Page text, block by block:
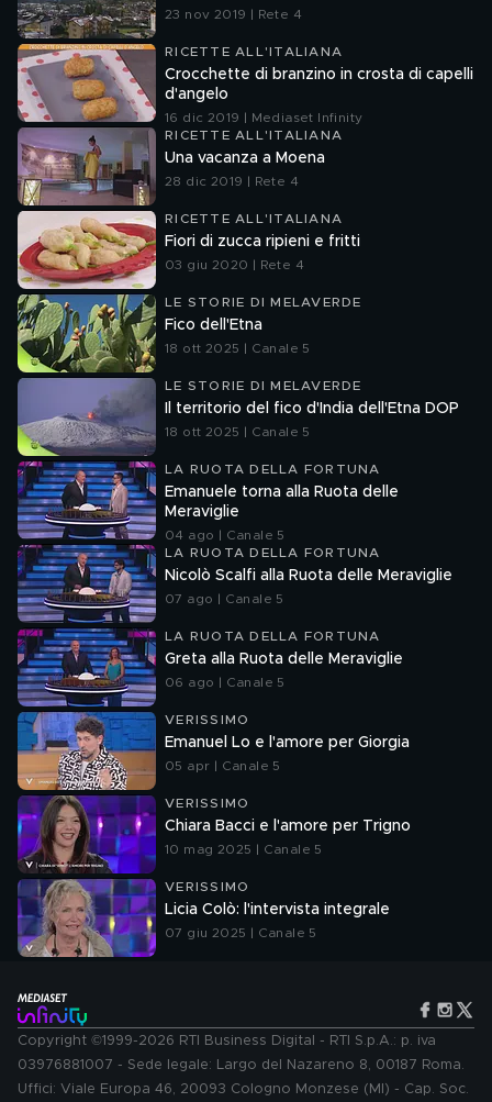
23 nov 2019 | Rete 4
RICETTE ALL'ITALIANA
Crocchette di branzino in crosta di capelli
d'angelo
16 dic 2019 | Mediaset Infinity
RICETTE ALL'ITALIANA
Una vacanza a Moena
28 dic 2019 | Rete 4
RICETTE ALL'ITALIANA
Fiori di zucca ripieni e fritti
03 giu 2020 | Rete 4
LE STORIE DI MELAVERDE
Fico dell'Etna
18 ott 2025 | Canale 5
LE STORIE DI MELAVERDE
Il territorio del fico d'India dell'Etna DOP
18 ott 2025 | Canale 5
LA RUOTA DELLA FORTUNA
Emanuele torna alla Ruota delle
Meraviglie
04 ago | Canale 5
LA RUOTA DELLA FORTUNA
Nicolò Scalfi alla Ruota delle Meraviglie
07 ago | Canale 5
LA RUOTA DELLA FORTUNA
Greta alla Ruota delle Meraviglie
06 ago | Canale 5
VERISSIMO
Emanuel Lo e l'amore per Giorgia
05 apr | Canale 5
VERISSIMO
Chiara Bacci e l'amore per Trigno
10 mag 2025 | Canale 5
VERISSIMO
Licia Colò: l'intervista integrale
07 giu 2025 | Canale 5
Copyright ©1999-2026 RTI Business Digital - RTI S.p.A.: p. iva
03976881007 - Sede legale: Largo del Nazareno 8, 00187 Roma.
Uffici: Viale Europa 46, 20093 Cologno Monzese (MI) - Cap. Soc.